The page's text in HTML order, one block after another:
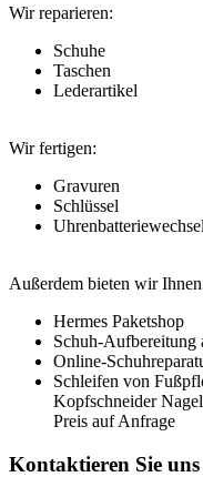
Wir reparieren:
Schuhe
Taschen
Lederartikel
Wir fertigen:
Gravuren
Schlüssel
Uhrenbatteriewechsel
Außerdem bieten wir
Hermes Paketshop
Schuh-Aufbereitung
Online-
Schleifen von
Kopfschneider
Preis auf Anfrage
Kontaktieren Sie uns